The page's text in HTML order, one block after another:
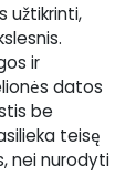
užtikrinti,
ir
datos
be
teisę
nei nurodyti